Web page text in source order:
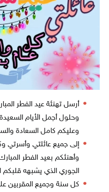
أرسل تهنئة عيد الفطر
وحلول أجمل الأيام
وعليكم كامل السعادة
إلى جميع عائلتي
وأهنئكم بعيد الفطر
الجوري الذي يشبهه قلبكم
كل سنة وجميع المقربين